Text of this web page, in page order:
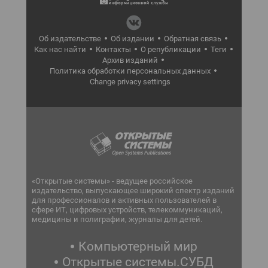
Об издательстве Об издании
Обратная связь
Как нас найти
Контакты О републикации
Теги
Архив изданий
Политика обработки персональных данных
Change privacy settings
«Открытые системы» - ведущее российское
издательство, выпускающее широкий спектр изданий
для профессионалов и активных пользователей в
сфере ИТ, цифровых устройств, телекоммуникаций,
медицины и полиграфии, журналы для детей.
Компьютерный мир
Открытые системы.СУБД